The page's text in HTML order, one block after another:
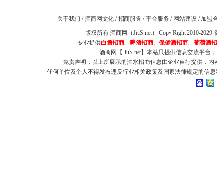
关于我们 /酒商网文化 /招商服务 /平台服务 / 网站建设 /加盟
版权所有 酒商网（JiuS.net） Copy Right 2010-2029
专业提供白酒招商、 啤酒招商、 保健酒招商、 葡萄酒
酒商网【JiuS.net】本站只提供信息交流平台
免责声明：以上所展示的酒水招商信息由企业自行提供，
任何单位及个人不得发布违反行业相关政策及国家法律规定的信